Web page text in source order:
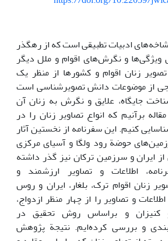
ادبیات تطبیقی است که از رهگذر
ویژگی‌ها و نگرش‌های اقوام و ملل دیگر
زنان اقوام و کشورها از منظر یک
از موضوعات دانش تصویرشناسی است
جایگاه، علایق و نگرش به زنان آن
برآنیم که انواع تصاویر زنان را در
کنیم. این سفرنامه از نخستین آثار
حوضة رود ولگا و آسیای مرکزی
ایران و سرزمین ترکان نیز گذر داشته
اطلاعات و تصاویر ارزشمند و
زنان اقوام ترک، بلغار‌، ایران و روس
و تصاویر را از چهار منظر ازدواج،
کنیزان و براساس روش تحقیق در
و بررسی کرده‌ایم. نتیجة پژوهش